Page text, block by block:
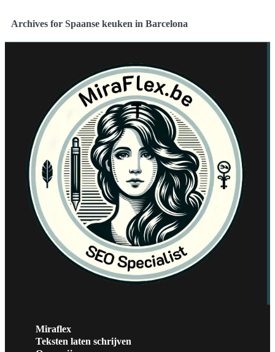
Archives for Spaanse keuken in Barcelona
Miraflex
Teksten laten schrijven